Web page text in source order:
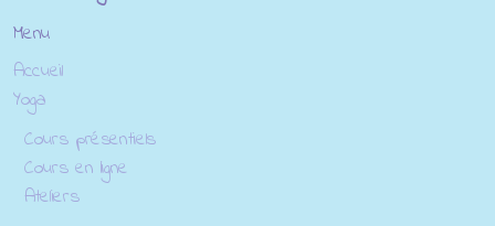
Menu
Accueil
Yoga
Cours présentiels
Cours en ligne
Ateliers